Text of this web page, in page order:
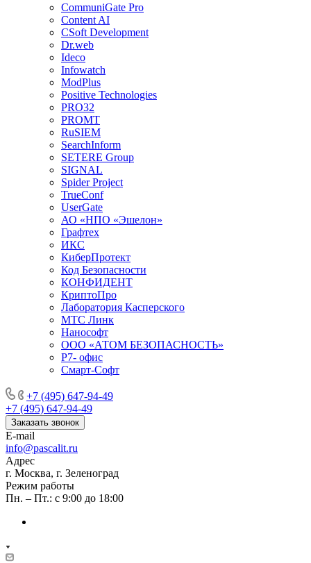
CommuniGate Pro
Content AI
CSoft Development
Dr.web
Ideco
Infowatch
ModPlus
Positive Technologies
PRO32
PROMT
RuSIEM
SearchInform
SETERE Group
SIGNAL
Spider Project
TrueConf
UserGate
АО «НПО «Эшелон»
Графтех
ИКС
КиберПротект
Код Безопасности
КОНФИДЕНТ
КриптоПро
Лаборатория Касперского
МТС Линк
Нанософт
ООО «АТОМ БЕЗОПАСНОСТЬ»
Р7- офис
Смарт-Софт
+7 (495) 647-94-49
+7 (495) 647-94-49
Заказать звонок
E-mail
info@pascalit.ru
Адрес
г. Москва, г. Зеленоград
Режим работы
Пн. – Пт.: с 9:00 до 18:00